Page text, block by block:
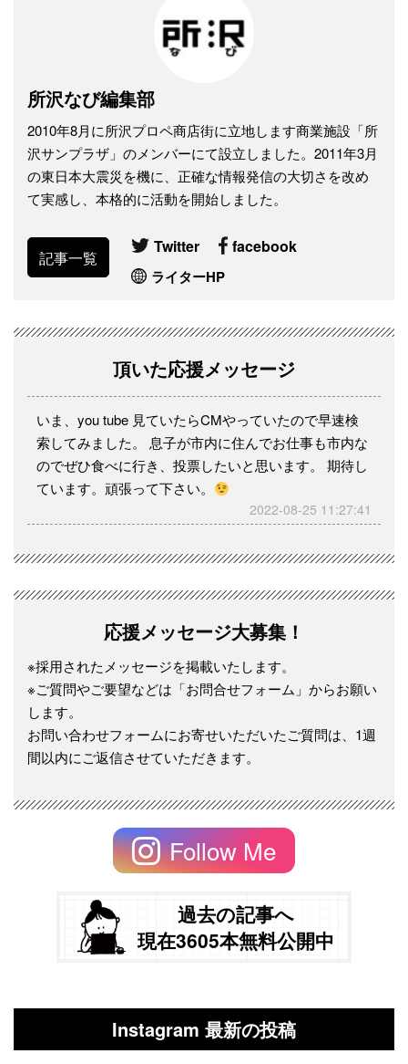
所沢なび編集部
2010年8月に所沢プロペ商店街に立地します商業施設「所
沢サンプラザ」のメンバーにて設立しました。2011年3月
の東日本大震災を機に、正確な情報発信の大切さを改め
て実感し、本格的に活動を開始しました。
記事一覧
Twitter facebook
ライターHP
頂いた応援メッセージ
いま、you tube 見ていたらCMやっていたので早速検
索してみました。 息子が市内に住んでお仕事も市内な
のでぜひ食べに行き、投票したいと思います。 期待し
ています。頑張って下さい。
2022-08-25 11:27:41
応援メッセージ大募集！
※採用されたメッセージを掲載いたします。
※ご質問やご要望などは「お問合せフォーム」からお願い
します。
お問い合わせフォームにお寄せいただいたご質問は、1週
間以内にご返信させていただきます。
Follow Me
過去の記事へ
現在3605本無料公開中
Instagram 最新の投稿